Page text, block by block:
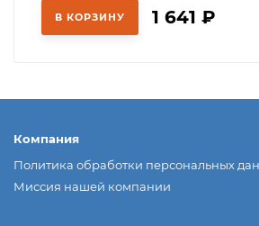
В КОРЗИНУ 1 641 ₽
Компания
Политика обработки персональных
Миссия нашей компании